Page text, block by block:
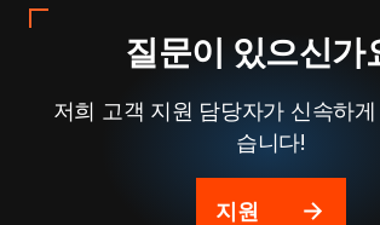
질문이 있으신가
저희 고객 지원 담당자가 신속하
습니다!
지원